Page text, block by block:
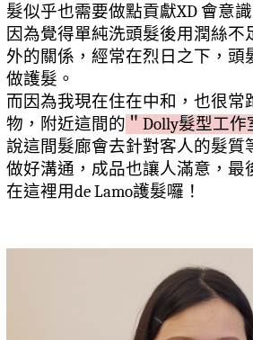
髮似乎也需要做點貢獻XD 會意
因為覺得單純洗頭髮後用潤絲不
外的關係，經常在烈日之下，頭
做護髮。
而因為我現在住在中和，也很常
物，附近這間的 ＂Dolly髮型工作
說這間髮廊會去針對客人的髮質
做好溝通，成品也讓人滿意，最
在這裡用de Lamo護髮囉！